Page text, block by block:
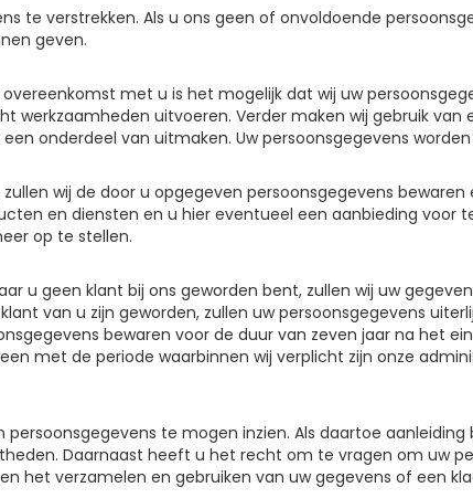
te verstrekken. Als u ons geen of onvoldoende
geven.
met u is het mogelijk dat wij uw
werkzaamheden uitvoeren. Verder maken wij gebruik
onderdeel van uitmaken. Uw persoonsgegevens
wij de door u opgegeven persoonsgegevens
en diensten en u hier eventueel een aanbieding voor
op te stellen.
u geen klant bij ons geworden bent, zullen wij uw
van u zijn geworden, zullen uw persoonsgegevens
bewaren voor de duur van zeven jaar na het
met de periode waarbinnen wij verplicht zijn onze
te mogen inzien. Als daartoe
Daarnaast heeft u het recht om te vragen om uw
het verzamelen en gebruiken van uw gegevens of een